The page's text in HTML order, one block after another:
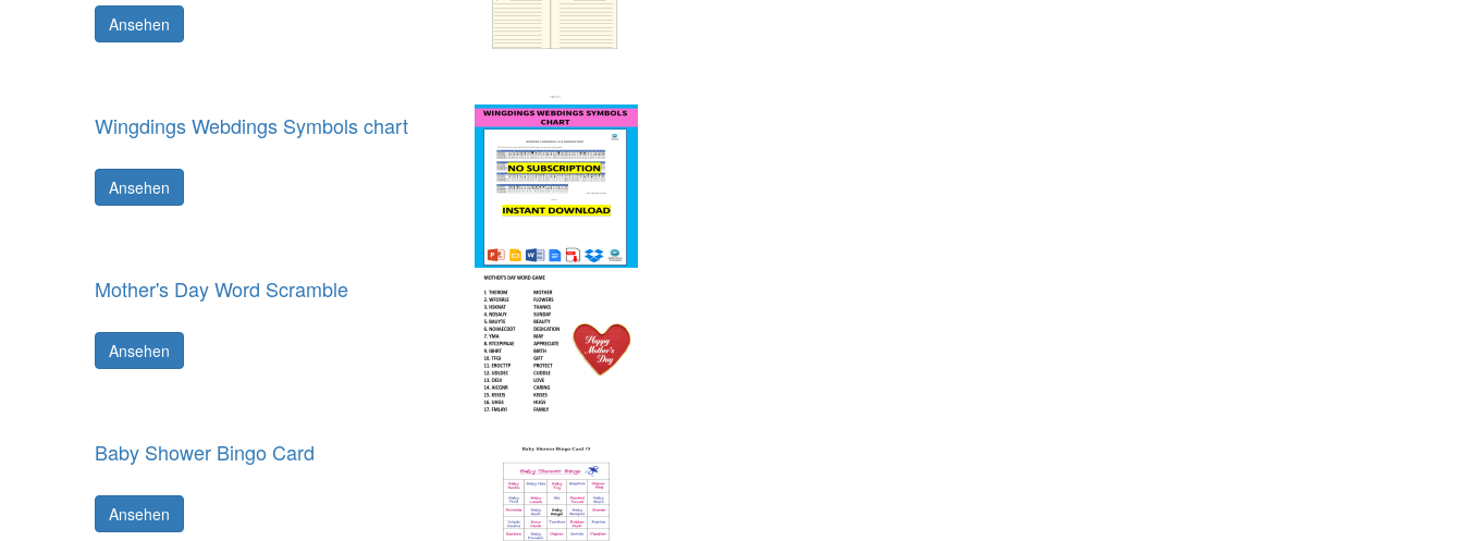
Ansehen
Wingdings Webdings Symbols chart
Ansehen
Mother's Day Word Scramble
Ansehen
Baby Shower Bingo Card
Ansehen